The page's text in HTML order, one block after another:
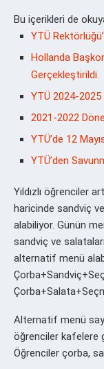
Bu içerikleri de
YTÜ
Hollanda
Gerçekleştirildi.
YTÜ 2024-2025
2021-2022
YTÜ’de 12
YTÜ’den
Yıldızlı öğrenciler
haricinde sandviç
alabiliyor. Günün
sandviç ve
alternatif menü
Alternatif menü
öğrenciler kafelere
Öğrenciler çorba,